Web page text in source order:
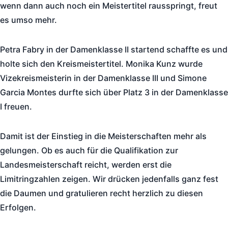
wenn dann auch noch ein Meistertitel rausspringt, freut
es umso mehr.
Petra Fabry in der Damenklasse II startend schaffte es und
holte sich den Kreismeistertitel. Monika Kunz wurde
Vizekreismeisterin in der Damenklasse III und Simone
Garcia Montes durfte sich über Platz 3 in der Damenklasse
I freuen.
Damit ist der Einstieg in die Meisterschaften mehr als
gelungen. Ob es auch für die Qualifikation zur
Landesmeisterschaft reicht, werden erst die
Limitringzahlen zeigen. Wir drücken jedenfalls ganz fest
die Daumen und gratulieren recht herzlich zu diesen
Erfolgen.